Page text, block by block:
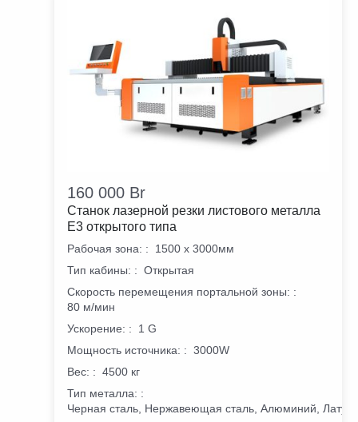
160 000 Br
Станок лазерной резки листового металла
E3 открытого типа
Рабочая зона: :
1500 х 3000мм
Тип кабины: : Открытая
Скорость перемещения портальной зоны: :
80 м/мин
Ускорение: :
1 G
Мощность источника: : 3000W
Вес: : 4500 кг
Тип металла: :
Черная сталь, Нержавеющая сталь, Алюминий,